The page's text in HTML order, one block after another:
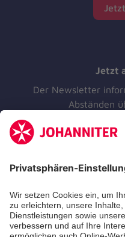
Jetzt
Der Newsletter
Abständen
Jetzt
Zertifizierung der